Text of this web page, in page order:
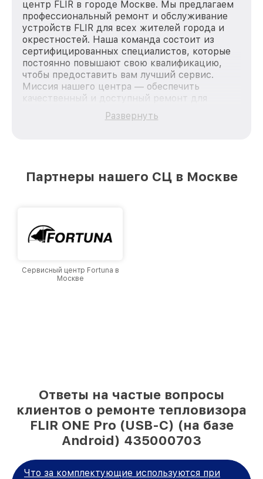
центр FLIR в городе Москве. Мы предлагаем
профессиональный ремонт и обслуживание
устройств FLIR для всех жителей города и
окрестностей. Наша команда состоит из
сертифицированных специалистов, которые
постоянно повышают свою квалификацию,
чтобы предоставить вам лучший сервис.
Миссия нашего центра — обеспечить
качественный и доступный ремонт для
каждого пользователя продукции FLIR, вне
зависимости от сложности поломки. Мы
Москве, постоянно повышая уровень доверия
Развернуть
Партнеры нашего СЦ в Москве
Сервисный центр Fortuna в
Москве
Ответы на частые вопросы
клиентов о ремонте тепловизора
FLIR ONE Pro (USB-C) (на базе
Android) 435000703
Что за комплектующие используются при